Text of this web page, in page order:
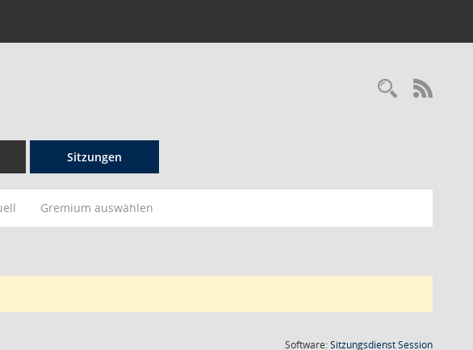
Sitzungen
Gremium auswählen
Software:SitzungsdienstSession(Wird in